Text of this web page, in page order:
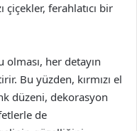
ferahlatıcı bir
her detayın
Bu yüzden, kırmızı el
düzeni, dekorasyon
de